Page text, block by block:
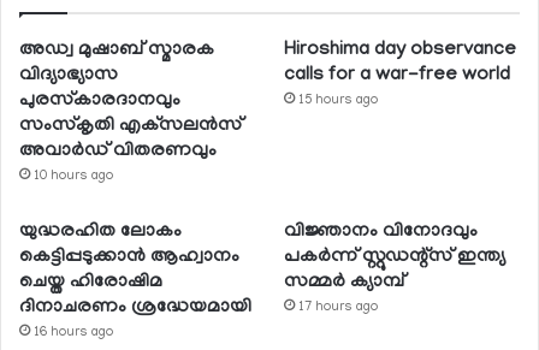
അഡ്വ മുഷാബ് സ്മാരക
വിദ്യാഭ്യാസ
പുരസ്‌കാരദാനവും
സംസ്‌കൃതി എക്‌സലന്‍സ്
അവാര്‍ഡ് വിതരണവും
10 hours ago
Hiroshima day observance
calls for a war-free world
15 hours ago
യുദ്ധരഹിത ലോകം
കെട്ടിപ്പടുക്കാന്‍ ആഹ്വാനം
ചെയ്ത ഹിരോഷിമ
ദിനാചരണം ശ്രദ്ധേയമായി
16 hours ago
വിജ്ഞാനം വിനോദവും
പകര്‍ന്ന് സ്റ്റുഡന്റ്‌സ് ഇന്ത്യ
സമ്മര്‍ ക്യാമ്പ്
17 hours ago